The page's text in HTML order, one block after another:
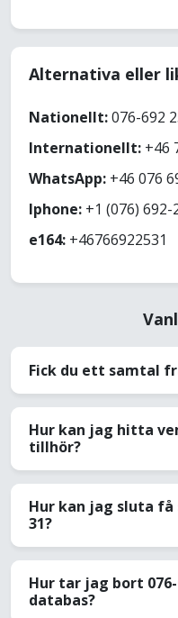
Alternativa eller
Nationellt:076-692
Internationellt: +46
WhatsApp: +46 076
Iphone: +1 (076) 692-
e164: +46766922531
Fick du ett samtal
Hur kan jag hitta
tillhör?
Hur kan jag sluta få
31?
Hur tar jag bort
databas?